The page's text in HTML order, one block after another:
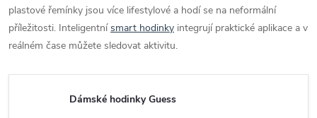
plastové řemínky jsou více lifestylové a hodí se na neformální
příležitosti. Inteligentnísmart hodinky integrují praktické aplikace a v
reálném čase můžete sledovat aktivitu.
Dámské hodinky Guess